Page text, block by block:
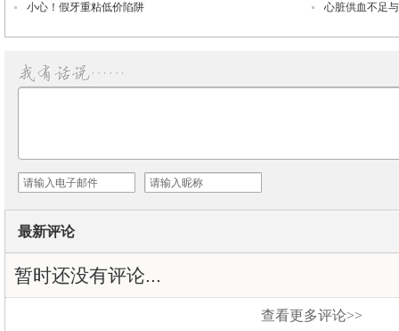
小心！假牙重粘低价陷阱
心脏供血不足
最新评论
暂时还没有评论...
查看更多评论>>